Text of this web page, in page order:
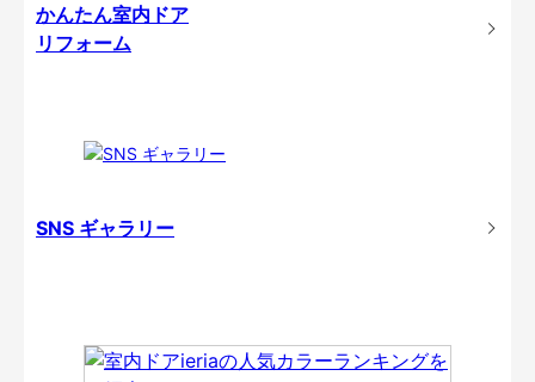
かんたん室内ドア
リフォーム
SNS ギャラリー